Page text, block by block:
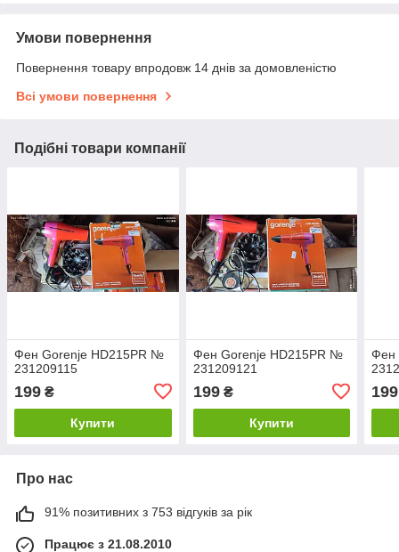
Умови повернення
Повернення товару впродовж 14 днів за домовленістю
Всі умови повернення
Подібні товари компанії
Фен Gorenje HD215PR №
231209115
199 ₴
Купити
Фен Gorenje HD215PR №
231209121
199₴
Купити
Фен
199
Про нас
91% позитивних з 753 відгуків за рік
Працює з 21.08.2010